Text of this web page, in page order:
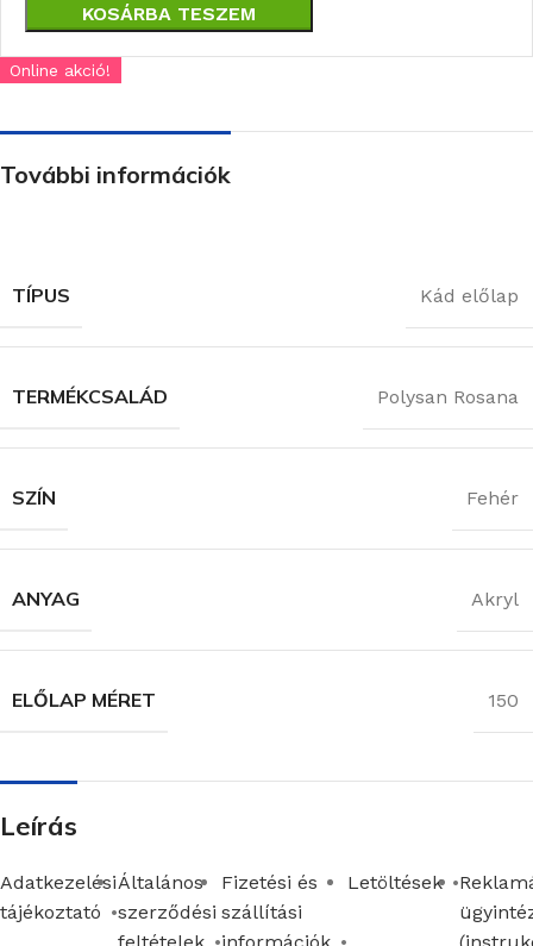
KOSÁRBA TESZEM
Online akció!
További információk
TÍPUS Kád előlap
TERMÉKCSALÁD Polysan Rosana
SZÍN Fehér
ANYAG Akryl
ELŐLAP MÉRET 150
Leírás
Adatkezelési
tájékoztató
Általános
szerződési
Fizetési és
szállítási
Letöltések